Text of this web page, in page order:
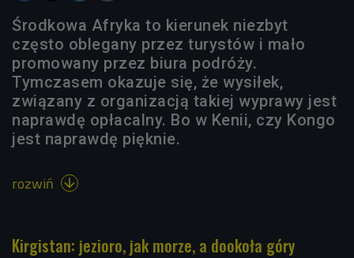
Środkowa Afryka to kierunek niezbyt
często oblegany przez turystów i mało
promowany przez biura podróży.
Tymczasem okazuje się, że wysiłek,
związany z organizacją takiej wyprawy jest
naprawdę opłacalny. Bo w Kenii, czy Kongo
jest naprawdę pięknie.
rozwiń 
Kirgistan: jezioro, jak morze, a dookoła góry